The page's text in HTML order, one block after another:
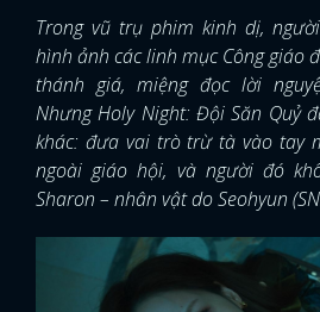
Trong vũ trụ phim kinh dị,
hình ảnh các linh mục Công giáo
thánh giá, miệng đọc lời
Nhưng Holy Night: Đội Săn Quỷ
khác: đưa vai trò trừ tà vào tay
ngoài giáo hội, và người đó
Sharon – nhân vật do Seohyun